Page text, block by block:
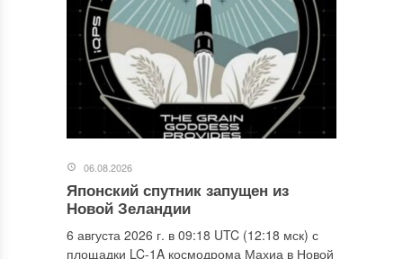
06.08.2026
Японский спутник запущен из
Новой Зеландии
6 августа 2026 г. в 09:18 UTC (12:18 мск) с
площадки LC-1A космодрома Махиа в Новой